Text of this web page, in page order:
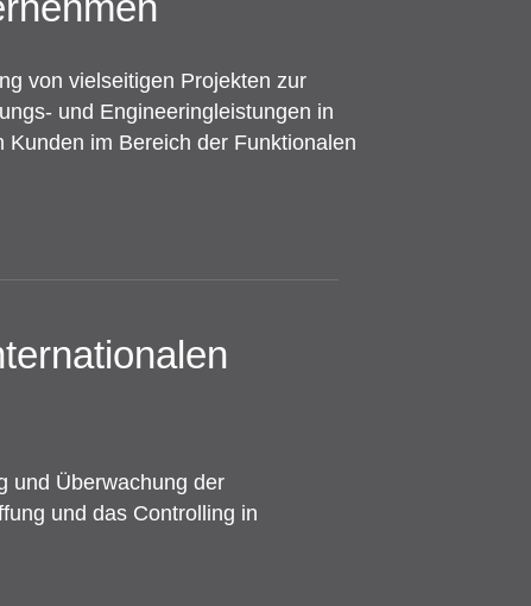
von vielseitigen Projekten zur
und Engineeringleistungen in
im Bereich der Funktionalen
und Überwachung der
und das Controlling in